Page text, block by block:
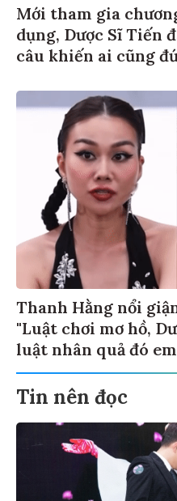
Mới tham gia
dụng, Dược Sĩ Tiến
câu khiến ai cũng
Thanh Hằng nổi
"Luật chơi mơ hồ,
luật nhân quả đó
Tin nên đọc